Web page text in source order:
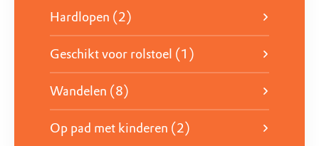
Hardlopen (2)
Geschikt voor rolstoel (1)
Wandelen (8)
Op pad met kinderen (2)